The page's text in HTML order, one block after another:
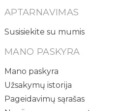
APTARNAVIMAS
Susisiekite su mumis
MANO PASKYRA
Mano paskyra
Užsakymų istorija
Pageidavimų sąrašas